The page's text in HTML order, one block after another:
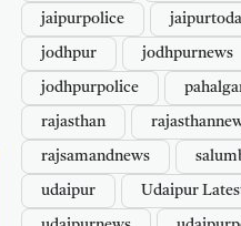
jaipurpolice
jodhpur jodhpurnews
jodhpurpolice
rajasthan
rajsamandnews
udaipur Udaipur